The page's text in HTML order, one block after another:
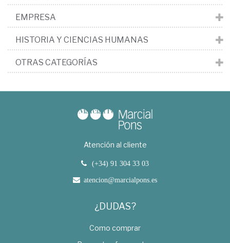
EMPRESA
HISTORIA Y CIENCIAS HUMANAS
OTRAS CATEGORÍAS
Atención al cliente
(+34) 91 304 33 03
atencion@marcialpons.es
¿DUDAS?
Como comprar